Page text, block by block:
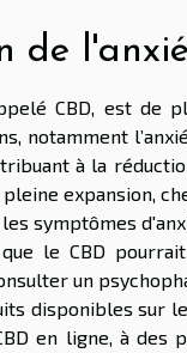
de
CBD, est
notamment
à la
expansion,
symptômes
le CBD
un
disponibles sur
en ligne, à des